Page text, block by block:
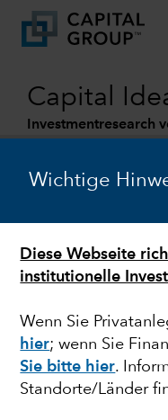
Wichtige
Diese Webseite
institutionelle
Wenn Sie
hier; wenn Sie
Sie bitte hier.
Standorte/Länder
Capital
Investmentresearch
AKTIEN
Wie